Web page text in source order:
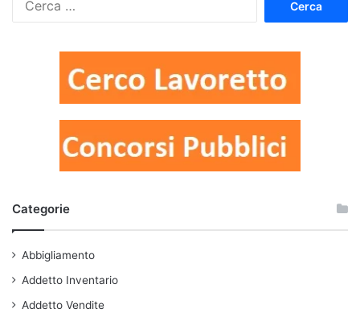
Categorie
Abbigliamento
Addetto Inventario
Addetto Vendite